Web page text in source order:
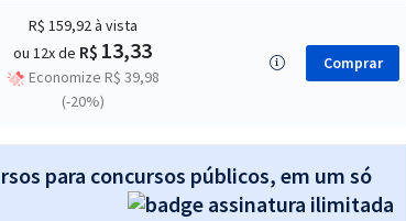
R$ 159,92à vista
ou 12x de R$ 13,33
Economize R$ 39,98
(-20%)
Comprar
para concursos públicos, em um só